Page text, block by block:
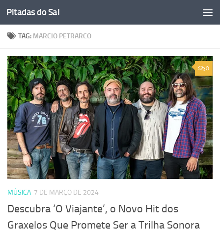
Skip to content
Pitadas do Sal
TAG: MARCIO PETRARCO
0
MÚSICA 7 DE MARÇO DE 2024
Descubra ‘O Viajante’, o Novo Hit dos
Graxelos Que Promete Ser a Trilha Sonora